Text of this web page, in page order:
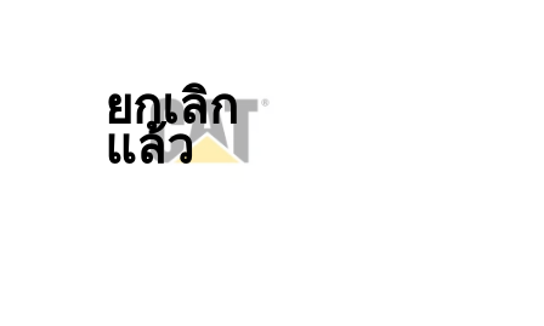
ยกเลิก
แล้ว